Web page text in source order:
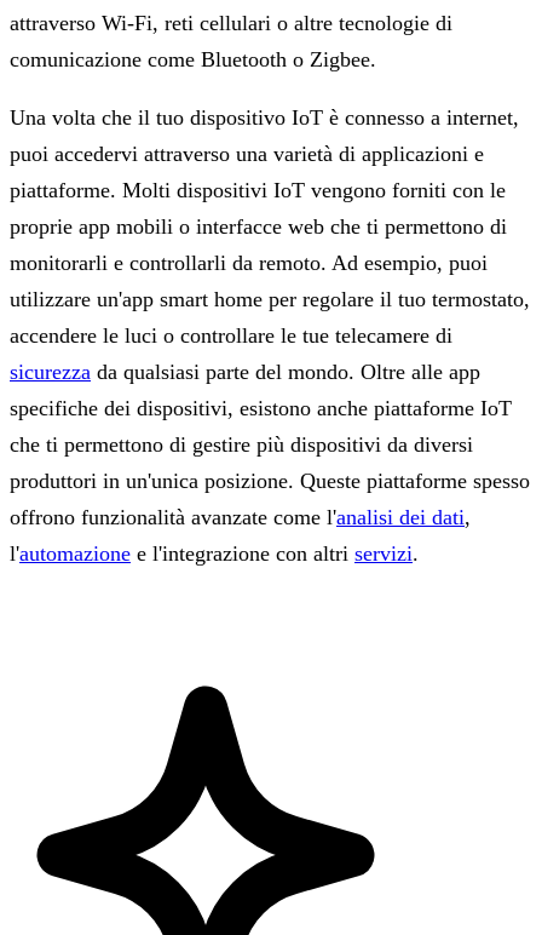
attraverso Wi-Fi, reti cellulari o altre tecnologie di
comunicazione come Bluetooth o Zigbee.
Una volta che il tuo dispositivo IoT è connesso a internet,
puoi accedervi attraverso una varietà di applicazioni e
piattaforme. Molti dispositivi IoT vengono forniti con le
proprie app mobili o interfacce web che ti permettono di
monitorarli e controllarli da remoto. Ad esempio, puoi
utilizzare un'app smart home per regolare il tuo termostato,
accendere le luci o controllare le tue telecamere di
sicurezza da qualsiasi parte del mondo. Oltre alle app
specifiche dei dispositivi, esistono anche piattaforme IoT
che ti permettono di gestire più dispositivi da diversi
produttori in un'unica posizione. Queste piattaforme spesso
offrono funzionalità avanzate come l'analisi dei dati,
l'automazione e l'integrazione con altri servizi.